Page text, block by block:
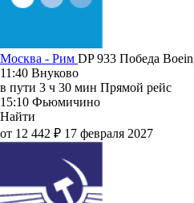
Москва - Рим DP 933 Победа
11:40 Внуково
в пути 3 ч 30 мин Прямой рейс
15:10 Фьюмичино
Найти
от 12 442 ₽ 17 февраля 2027